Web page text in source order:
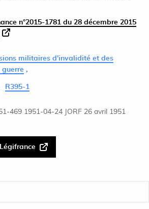
n°2015-1781 du 28 décembre 2015
militaires d'invalidité et des
R395-1
469 1951-04-24 JORF 26 avril 1951